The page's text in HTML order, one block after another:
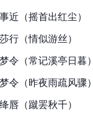
近（摇首出红尘）
行（情似游丝）
令（常记溪亭日暮
令（昨夜雨疏风骤
唇（蹴罢秋千）